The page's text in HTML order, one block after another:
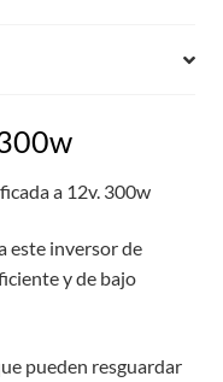
a 12v. 300w
este inversor de
y de bajo
pueden resguardar